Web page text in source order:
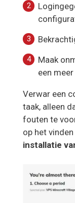
Maak
een
Verwar een
taak, alleen
fouten te
op het
installatie